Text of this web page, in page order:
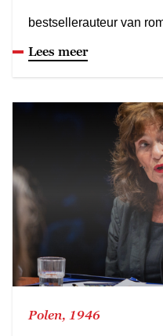
bestsellerauteur van
Lees meer
Polen, 1946